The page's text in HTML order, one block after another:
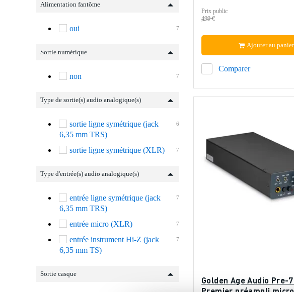
Alimentation fantôme
7
oui
Sortie numérique
7
non
Type de sortie(s) audio analogique(s)
6
sortie ligne symétrique (jack
6,35 mm TRS)
7
sortie ligne symétrique (XLR)
Type d'entrée(s) audio analogique(s)
7
entrée ligne symétrique (jack
6,35 mm TRS)
7
entrée micro (XLR)
7
entrée instrument Hi-Z (jack
6,35 mm TS)
Sortie casque
Prix public
499 €
Comparer
Ajouter au panier
Golden Age Audio Pre-